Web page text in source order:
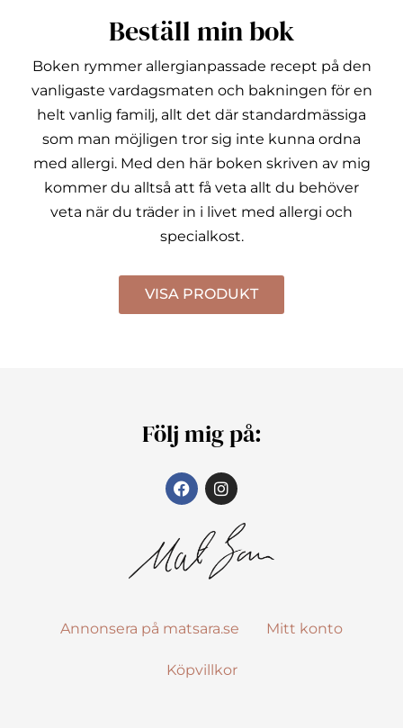
Beställ min bok
Boken rymmer allergianpassade recept på den
vanligaste vardagsmaten och bakningen för en
helt vanlig familj, allt det där standardmässiga
som man möjligen tror sig inte kunna ordna
med allergi. Med den här boken skriven av mig
kommer du alltså att få veta allt du behöver
veta när du träder in i livet med allergi och
specialkost.
VISA PRODUKT
Följ mig på:
Annonsera på matsara.se Mitt konto
Köpvillkor